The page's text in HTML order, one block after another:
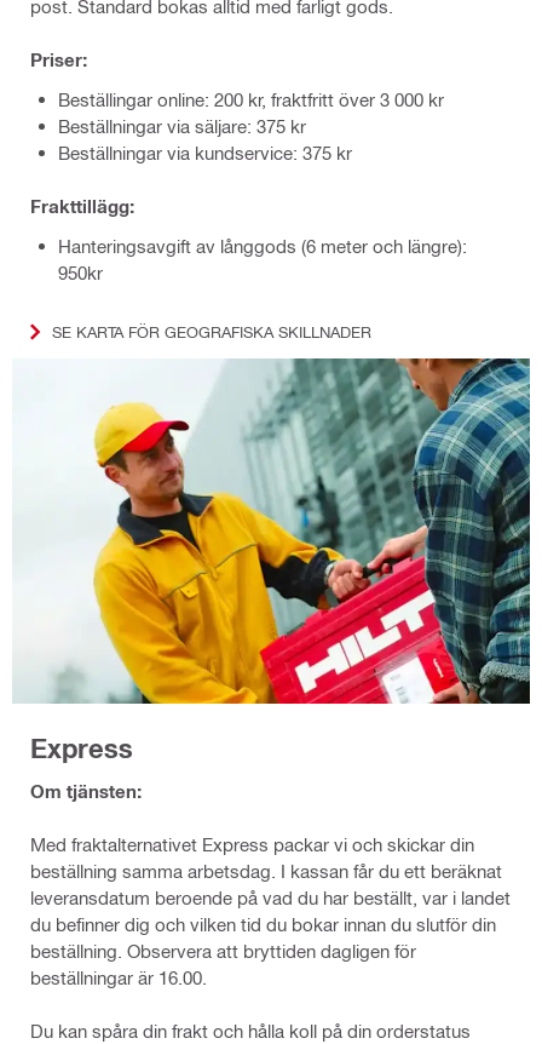
post. Standard bokas alltid med farligt gods.
Priser:
Beställingar online: 200 kr, fraktfritt över 3 000 kr
Beställningar via säljare: 375 kr
Beställningar via kundservice: 375 kr
Frakttillägg:
Hanteringsavgift av långgods (6 meter och längre):
950kr
SE KARTA FÖR GEOGRAFISKA SKILLNADER
Express
Om tjänsten:
Med fraktalternativet Express packar vi och skickar din
beställning samma arbetsdag. I kassan får du ett beräknat
leveransdatum beroende på vad du har beställt, var i landet
du befinner dig och vilken tid du bokar innan du slutför din
beställning. Observera att bryttiden dagligen för
beställningar är 16.00.
Du kan spåra din frakt och hålla koll på din orderstatus